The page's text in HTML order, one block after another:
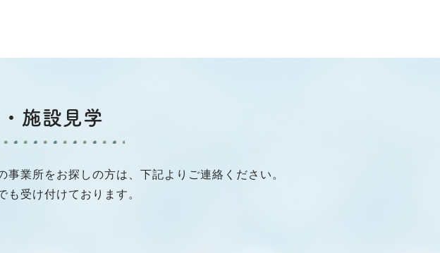
施設見学
業所をお探しの方は、下記よりご連絡ください。
受け付けております。